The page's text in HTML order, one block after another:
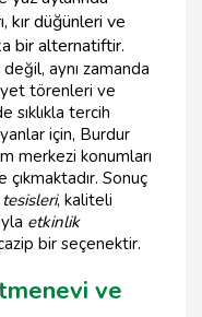
kır düğünleri ve
bir alternatiftir.
aynı zamanda
törenleri ve
sıklıkla tercih
için, Burdur
merkezi konumları
Sonuç
, kaliteli
etkinlik
bir seçenektir.
ve